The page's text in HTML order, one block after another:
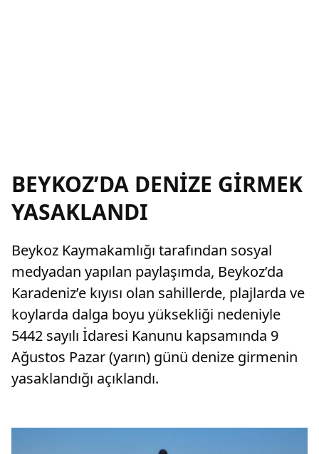
BEYKOZ’DA DENİZE GİRMEK
YASAKLANDI
Beykoz Kaymakamlığı tarafından sosyal
medyadan yapılan paylaşımda, Beykoz’da
Karadeniz’e kıyısı olan sahillerde, plajlarda ve
koylarda dalga boyu yüksekliği nedeniyle
5442 sayılı İdaresi Kanunu kapsamında 9
Ağustos Pazar (yarın) günü denize girmenin
yasaklandığı açıklandı.